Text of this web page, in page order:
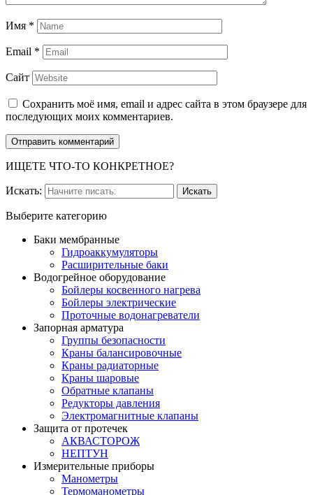
Имя *
Email *
Сайт
Сохранить моё имя, email и адрес сайта в этом браузере для
последующих моих комментариев.
ИЩЕТЕ ЧТО-ТО КОНКРЕТНОЕ?
Искать:
Выберите категорию
Баки мембранные
Гидроаккумуляторы
Расширительные баки
Водогрейное оборудование
Бойлеры косвенного нагрева
Бойлеры электрические
Проточные водонагреватели
Запорная арматура
Группы безопасности
Краны балансировочные
Краны радиаторные
Краны шаровые
Обратные клапаны
Редукторы давления
Электромагнитные клапаны
Защита от протечек
АКВАСТОРОЖ
НЕПТУН
Измерительные приборы
Манометры
Термоманометры